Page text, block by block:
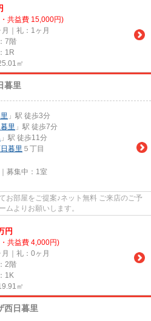
共益費 15,000円)
｜礼：1ヶ月
7階
1R
㎡
暮里
」駅 徒歩3分
里 」駅 徒歩7分
」駅 徒歩11分
暮里 ５丁目
募集中： 1室
お部屋をご提案♪ネット無料 ご来店のご予
ムよりお願いします。
円
共益費 4,000円)
｜礼：0ヶ月
2階
1K
㎡
西日暮里